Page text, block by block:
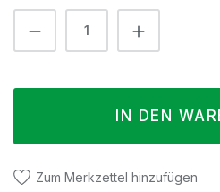
Produkt Anzahl:
IN DEN
Zum Merkzettel hinzufügen